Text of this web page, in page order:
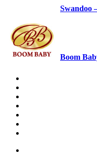
Swandoo
Boom